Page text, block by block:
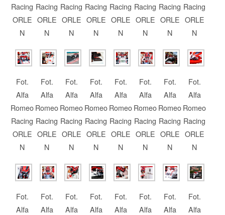
Racing
ORLE
N
Racing
ORLE
N
Racing
ORLE
N
Racing
ORLE
N
Racing
ORLE
N
Racing
ORLE
N
Racing
ORLE
N
Racing
ORLE
N
Fot.
Alfa
Romeo
Racing
ORLE
N
Fot.
Alfa
Romeo
Racing
ORLE
N
Fot.
Alfa
Romeo
Racing
ORLE
N
Fot.
Alfa
Romeo
Racing
ORLE
N
Fot.
Alfa
Romeo
Racing
ORLE
N
Fot.
Alfa
Romeo
Racing
ORLE
N
Fot.
Alfa
Romeo
Racing
ORLE
N
Fot.
Alfa
Romeo
Racing
ORLE
N
Fot.
Alfa
Fot.
Alfa
Fot.
Alfa
Fot.
Alfa
Fot.
Alfa
Fot.
Alfa
Fot.
Alfa
Fot.
Alfa